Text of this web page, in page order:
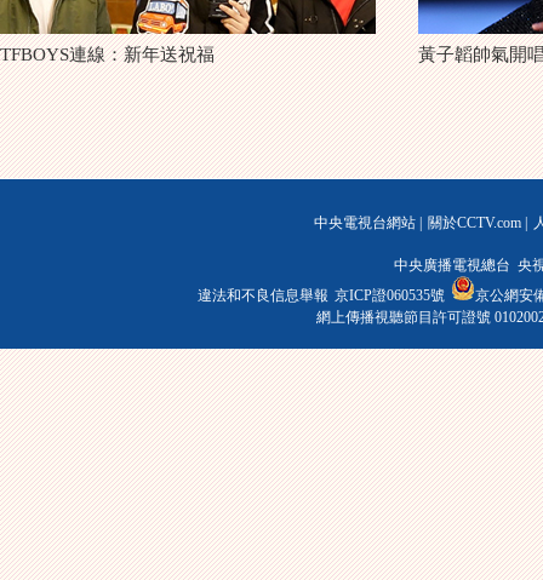
TFBOYS連線：新年送祝福 黃子韜帥氣開
中央電視台網站 關於CCTV.com
中央廣播電視總台 央
違法和不良信息舉報 京ICP證060535號
京公網安
網上傳播視聽節目許可證號